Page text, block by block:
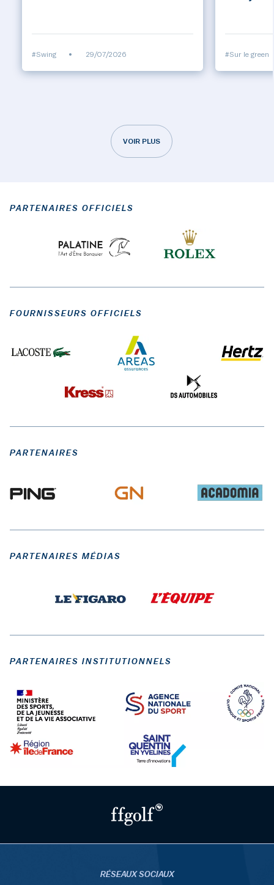
#Swing • 29/07/2026 #Sur le green
VOIR PLUS
PARTENAIRES OFFICIELS
FOURNISSEURS OFFICIELS
PARTENAIRES
PARTENAIRES MÉDIAS
PARTENAIRES INSTITUTIONNELS
RÉSEAUX SOCIAUX